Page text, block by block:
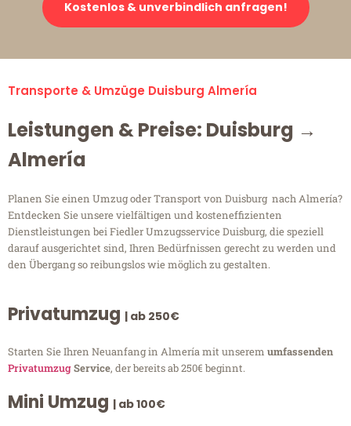
Kostenlos & unverbindlich anfragen!
Transporte & Umzüge Duisburg Almería
Leistungen & Preise: Duisburg →
Almería
Planen Sie einen Umzug oder Transport von Duisburg nach Almería?
Entdecken Sie unsere vielfältigen und kosteneffizienten
Dienstleistungen bei Fiedler Umzugsservice Duisburg, die speziell
darauf ausgerichtet sind, Ihren Bedürfnissen gerecht zu werden und
den Übergang so reibungslos wie möglich zu gestalten.
Privatumzug | ab 250€
Starten Sie Ihren Neuanfang in Almería mit unserem umfassenden
PrivatumzugService, der bereits ab 250€ beginnt.
Mini Umzug | ab 100€